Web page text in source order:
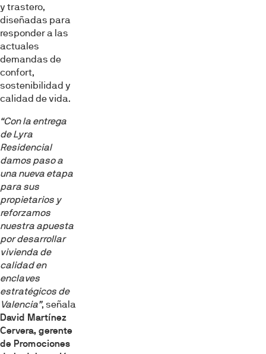
Esta página web usa cookies
Las cookies de este sitio web se usan para personalizar
el contenido y los anuncios, ofrecer funciones de redes
sociales y analizar el tráfico. Además, compartimos
información sobre el uso que haga del sitio web con
nuestros partners de redes sociales, publicidad y análisis
web, quienes pueden combinarla con otra información
que les haya proporcionado o que hayan recopilado a
y trastero,
diseñadas para
responder a las
actuales
demandas de
confort,
sostenibilidad y
calidad de vida.
“Con la entrega
de Lyra
Residencial
damos paso a
una nueva etapa
para sus
propietarios y
reforzamos
nuestra apuesta
por desarrollar
vivienda de
calidad en
enclaves
estratégicos de
Valencia”, señala
David Martínez
Cervera, gerente
de Promociones